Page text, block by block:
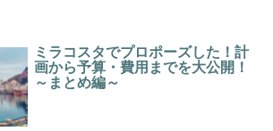
ミラコスタでプロポーズした！計
画から予算・費用までを大公開！
～まとめ編～